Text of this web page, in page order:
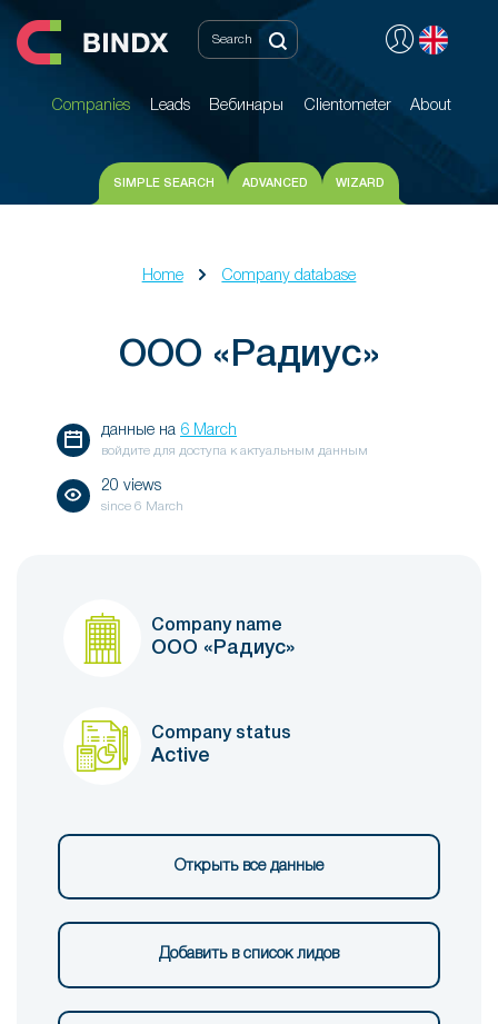
Companies Leads Вебинары Clientometer About
Companies Leads Вебинары Clientometer About
SIMPLE SEARCH ADVANCED WIZARD
Home Company database
ООО «Радиус»
данные на 6 March
войдите для доступа к актуальным данным
20 views
since 6 March
Company name
ООО «Радиус»
Company status
Active
Открыть все данные
Добавить в список лидов